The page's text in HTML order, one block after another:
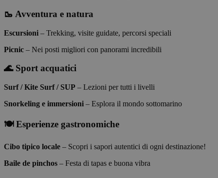
🥾 Avventura e natura
Escursioni – Trekking, visite guidate, percorsi speciali
Picnic – Nei posti migliori con panorami incredibili
🌊 Sport acquatici
Surf / Kite Surf / SUP – Lezioni per tutti i livelli
Snorkeling e immersioni – Esplora il mondo sottomarino
🍽️ Esperienze gastronomiche
Cibo tipico locale – Scopri i sapori autentici di ogni destinazione!
Baile de pinchos – Festa di tapas e buona vibra